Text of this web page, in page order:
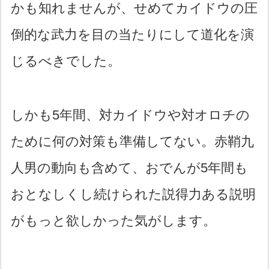
かも知れませんが、せめてカイドウの圧
倒的な武力を目の当たりにして道化を演
じるべきでした。
しかも5年間、対カイドウや対オロチの
ために何の対策も準備してない。赤鞘九
人男の動向も含めて、おでんが5年間も
おとなしくし続けられた説得力ある説明
がもっと欲しかった気がします。